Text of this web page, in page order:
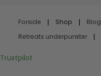
Forside Shop Blog
Retreats underpunkter
Trustpilot